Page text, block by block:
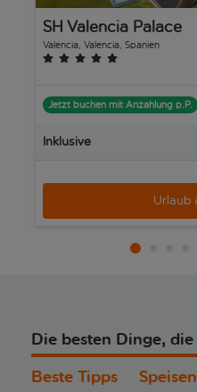
SH Valencia Palace
Valencia, Valencia, Spanien
Jetzt buchen mit Anzahlung p.P.
Inklusive
Urlaub
Die besten Dinge,
Beste Tipps